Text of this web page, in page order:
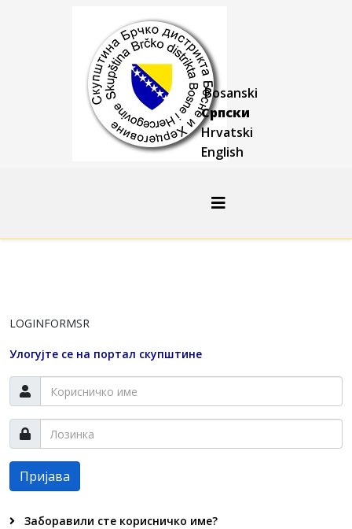
Bosanski
Српски
Hrvatski
English
LOGINFORMSR
Улогујте се на портал скупштине
Пријава
Заборавили сте корисничко име?